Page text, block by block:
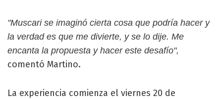
"Muscari se imaginó cierta cosa que podría hacer y
la verdad es que me divierte, y se lo dije. Me
encanta la propuesta y hacer este desafío",
comentó Martino.
La experiencia comienza el viernes 20 de